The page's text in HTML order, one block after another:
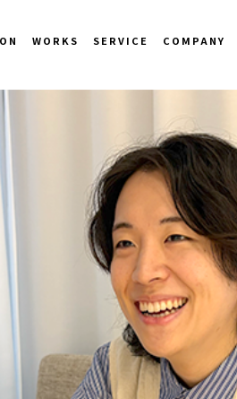
WORKS SERVICE COMPANY